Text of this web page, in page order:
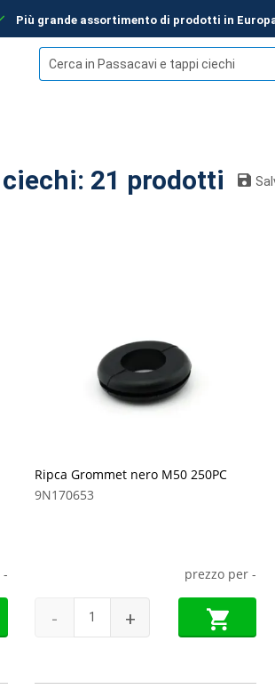
Più grande assortimento di prodotti in
Passacavi e tappi ciechi: 21 prodotti
-
Ripca Grommet nero M50 250PC
9N170653
prezzo per -
- +